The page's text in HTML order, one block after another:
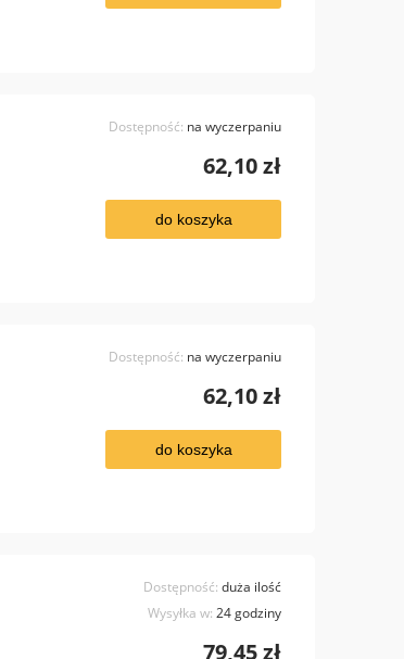
Dostępność: na wyczerpaniu
62,10 zł
do koszyka
Dostępność: na wyczerpaniu
62,10 zł
do koszyka
Dostępność: duża ilość
Wysyłka w: 24 godziny
79,45 zł